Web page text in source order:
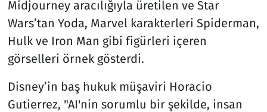
Midjourney aracılığıyla üretilen ve Star
Wars’tan Yoda, Marvel karakterleri Spiderman,
Hulk ve Iron Man gibi figürleri içeren
görselleri örnek gösterdi.
Disney’in baş hukuk müşaviri Horacio
Gutierrez, "AI'nin sorumlu bir şekilde, insan